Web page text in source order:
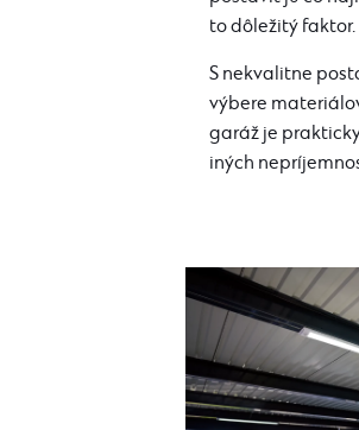
to dôležitý
S nekvalitne
výbere
garáž je
iných